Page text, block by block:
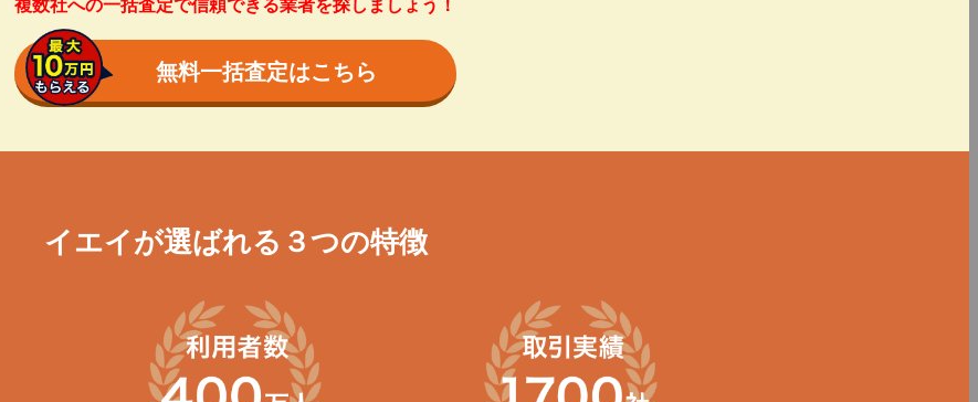
無料一括査定はこちら
イエイが選ばれる３つの特徴